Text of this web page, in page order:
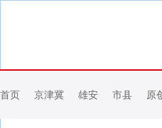
首页 京津冀 雄安 市县 原